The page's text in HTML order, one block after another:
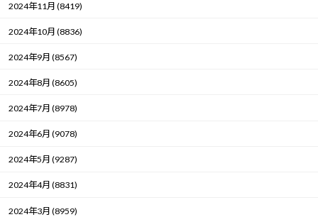
2024年11月 (8419)
2024年10月 (8836)
2024年9月 (8567)
2024年8月 (8605)
2024年7月 (8978)
2024年6月 (9078)
2024年5月 (9287)
2024年4月 (8831)
2024年3月 (8959)